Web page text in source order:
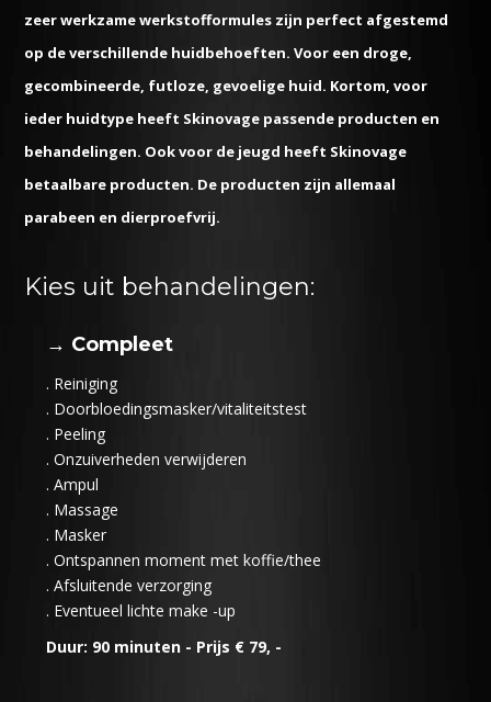
zeer werkzame werkstofformules zijn perfect afgestemd
op de verschillende huidbehoeften. Voor een droge,
gecombineerde, futloze, gevoelige huid. Kortom, voor
ieder huidtype heeft Skinovage passende producten en
behandelingen. Ook voor de jeugd heeft Skinovage
betaalbare producten. De producten zijn allemaal
parabeen en dierproefvrij.
Kies uit behandelingen:
→ Compleet
. Reiniging
. Doorbloedingsmasker/vitaliteitstest
. Peeling
. Onzuiverheden verwijderen
. Ampul
. Massage
. Masker
. Ontspannen moment met koffie/thee
. Afsluitende verzorging
. Eventueel lichte make -up
Duur: 90 minuten - Prijs € 79, -